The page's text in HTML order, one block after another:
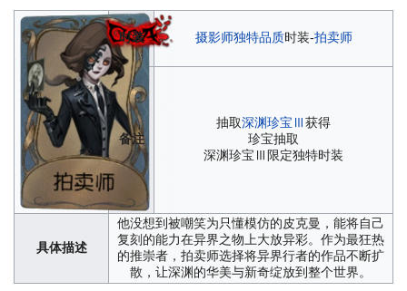
时装 摄影师独特品质时装-拍卖师
备注
抽取深渊珍宝Ⅲ获得
珍宝抽取
深渊珍宝Ⅲ限定独特时装
具体描述
他没想到被嘲笑为只懂模仿的皮克曼，能将自己
复刻的能力在异界之物上大放异彩。作为最狂热
的推崇者，拍卖师选择将异界行者的作品不断扩
散，让深渊的华美与新奇绽放到整个世界。